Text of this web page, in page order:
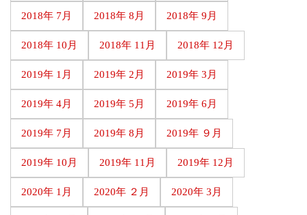
2018年 7月 2018年 8月 2018年 9月
2018年 10月 2018年 11月 2018年 12月
2019年 1月 2019年 2月 2019年 3月
2019年 4月 2019年 5月 2019年 6月
2019年 7月 2019年 8月 2019年 ９月
2019年 10月 2019年 11月 2019年 12月
2020年 1月 2020年 ２月 2020年 3月